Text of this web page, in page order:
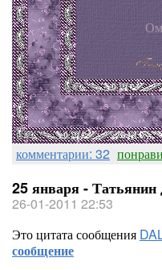
комментарии: 32
25 января - Татьянин
26-01-2011 22:53
Это цитата сообщения
сообщение